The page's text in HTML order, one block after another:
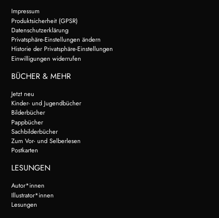
Impressum
Produktsicherheit (GPSR)
Datenschutzerklärung
Privatsphäre-Einstellungen ändern
Historie der Privatsphäre-Einstellungen
Einwilligungen widerrufen
BÜCHER & MEHR
Jetzt neu
Kinder- und Jugendbücher
Bilderbücher
Pappbücher
Sachbilderbücher
Zum Vor- und Selberlesen
Postkarten
LESUNGEN
Autor*innen
Illustrator*innen
Lesungen